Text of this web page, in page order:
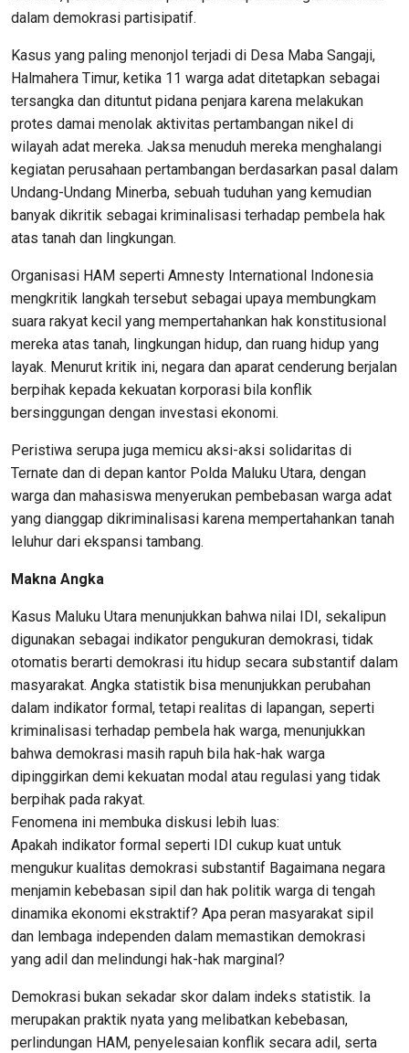
dalam demokrasi partisipatif.
Kasus yang paling menonjol terjadi di Desa Maba Sangaji,
Halmahera Timur, ketika 11 warga adat ditetapkan sebagai
tersangka dan dituntut pidana penjara karena melakukan
protes damai menolak aktivitas pertambangan nikel di
wilayah adat mereka. Jaksa menuduh mereka menghalangi
kegiatan perusahaan pertambangan berdasarkan pasal dalam
Undang-Undang Minerba, sebuah tuduhan yang kemudian
banyak dikritik sebagai kriminalisasi terhadap pembela hak
atas tanah dan lingkungan.
Organisasi HAM seperti Amnesty International Indonesia
mengkritik langkah tersebut sebagai upaya membungkam
suara rakyat kecil yang mempertahankan hak konstitusional
mereka atas tanah, lingkungan hidup, dan ruang hidup yang
layak. Menurut kritik ini, negara dan aparat cenderung berjalan
berpihak kepada kekuatan korporasi bila konflik
bersinggungan dengan investasi ekonomi.
Peristiwa serupa juga memicu aksi-aksi solidaritas di
Ternate dan di depan kantor Polda Maluku Utara, dengan
warga dan mahasiswa menyerukan pembebasan warga adat
yang dianggap dikriminalisasi karena mempertahankan tanah
leluhur dari ekspansi tambang.
Makna Angka
Kasus Maluku Utara menunjukkan bahwa nilai IDI, sekalipun
digunakan sebagai indikator pengukuran demokrasi, tidak
otomatis berarti demokrasi itu hidup secara substantif dalam
masyarakat. Angka statistik bisa menunjukkan perubahan
dalam indikator formal, tetapi realitas di lapangan, seperti
kriminalisasi terhadap pembela hak warga, menunjukkan
bahwa demokrasi masih rapuh bila hak-hak warga
dipinggirkan demi kekuatan modal atau regulasi yang tidak
berpihak pada rakyat.
Fenomena ini membuka diskusi lebih luas:
Apakah indikator formal seperti IDI cukup kuat untuk
mengukur kualitas demokrasi substantif Bagaimana negara
menjamin kebebasan sipil dan hak politik warga di tengah
dinamika ekonomi ekstraktif? Apa peran masyarakat sipil
dan lembaga independen dalam memastikan demokrasi
yang adil dan melindungi hak-hak marginal?
Demokrasi bukan sekadar skor dalam indeks statistik. Ia
merupakan praktik nyata yang melibatkan kebebasan,
perlindungan HAM, penyelesaian konflik secara adil, serta